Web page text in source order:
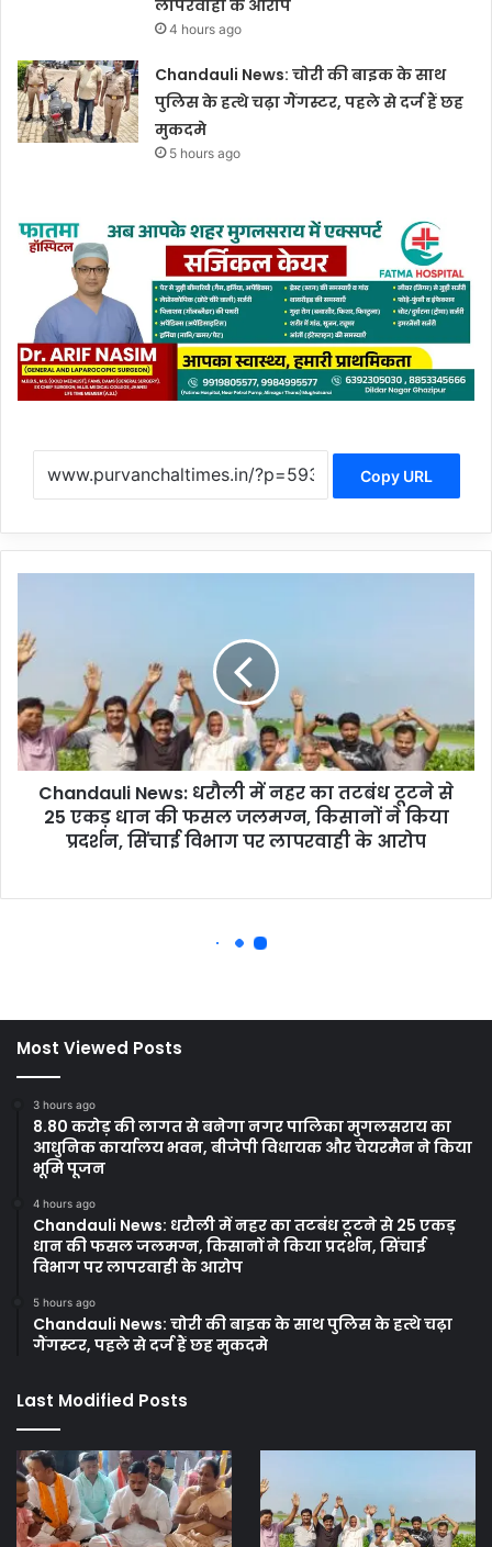
Most Viewed Posts
3 hours ago
8.80 करोड़ की लागत से बनेगा नगर पालिका मुगलसराय का
आधुनिक कार्यालय भवन, बीजेपी विधायक और चेयरमैन ने किया
भूमि पूजन
4 hours ago
Chandauli News: धरौली में नहर का तटबंध टूटने से 25 एकड़
धान की फसल जलमग्न, किसानों ने किया प्रदर्शन, सिंचाई
विभाग पर लापरवाही के आरोप
5 hours ago
Chandauli News: चोरी की बाइक के साथ पुलिस के हत्थे चढ़ा
गैंगस्टर, पहले से दर्ज हैं छह मुकदमे
Last Modified Posts